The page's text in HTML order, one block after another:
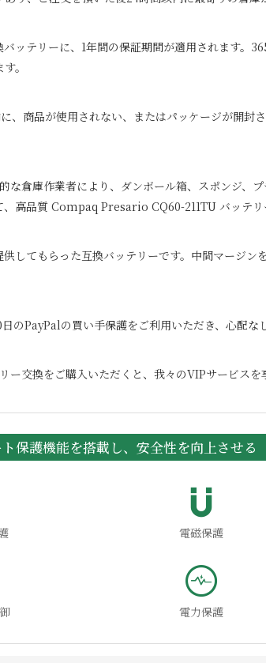
バッテリーに、1年間の保証期間が適用されます。
。
、商品が使用されない、またはパッケージが開封
な倉庫作業者により、ダンボール箱、スポンジ、
高品質 Compaq Presario CQ60-211TU バッテ
してもらった互換バッテリーです。中間マージ
のPayPalの買い手保護をご利用いただき、心配な
ー交換をご購入いただくと、我々のVIPサービス
保護機能を搭載し、安全性を向上させる
電磁保護
電力保護